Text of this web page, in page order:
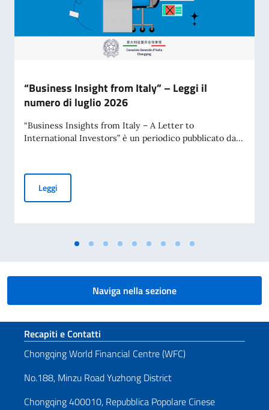
“Business Insight from Italy” – Leggi il
numero di luglio 2026
“Business Insights from Italy – A Letter to
International Investors” è un periodico pubblicato da...
Leggi“Business Insight from Italy” – Leggi il numero di luglio
Naviga nella sezione
Sezione footer
Recapiti e Contatti
Chongqing World Financial Centre (WFC)
No.188, Minzu Road Yuzhong District
Chongqing 400010, Repubblica Popolare Cinese